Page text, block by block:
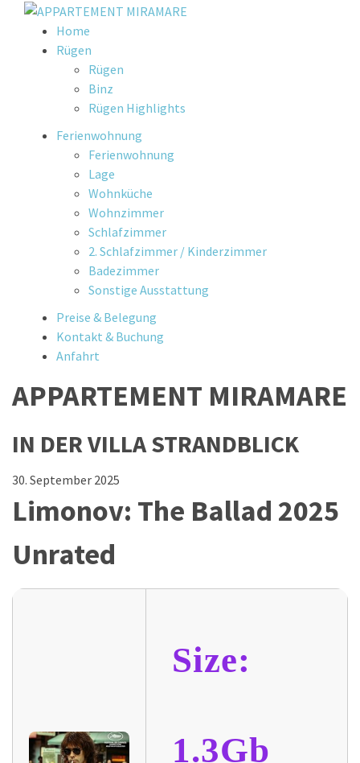
Skip
Home
Rügen
Rügen
Binz
Rügen Highlights
Ferienwohnung
Ferienwohnung
Lage
Wohnküche
Wohnzimmer
Schlafzimmer
2. Schlafzimmer / Kinderzimmer
Badezimmer
Sonstige Ausstattung
Preise & Belegung
Kontakt & Buchung
Anfahrt
APPARTEMENT MIRAMARE
IN DER VILLA STRANDBLICK
30. September 2025
Limonov: The Ballad 2025
Unrated
Size:
1.3Gb